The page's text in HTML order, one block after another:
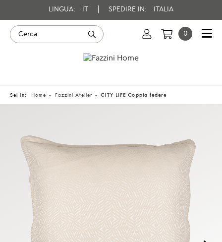
LINGUA: SPEDIRE IN: ITALIA
0
Sei in: Home Fazzini Atelier CITY LIFE Coppia federe